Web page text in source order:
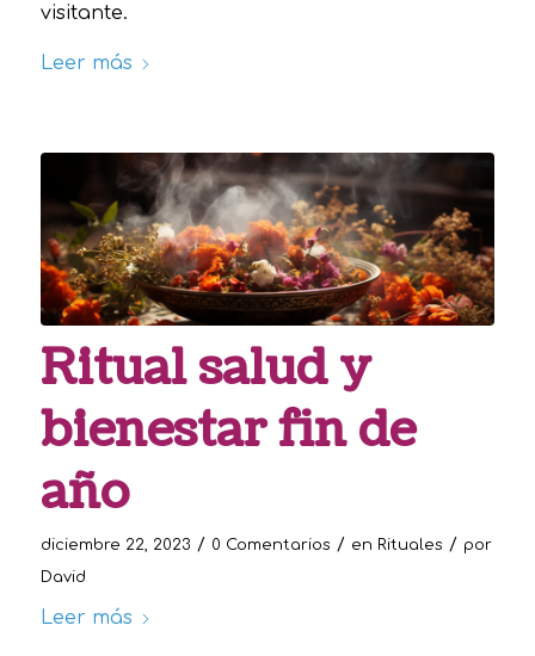
visitante.
Leer más
Ritual salud y
bienestar fin de
año
diciembre 22, 2023 / 0 Comentarios / en Rituales / por
David
Leer más